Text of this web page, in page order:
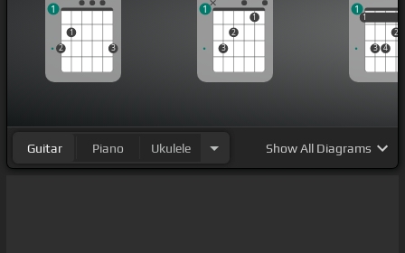
2
1
3
1
3
2
1
1
1
3 4
2
1
1
Guitar Piano Ukulele ShowAll Diagrams